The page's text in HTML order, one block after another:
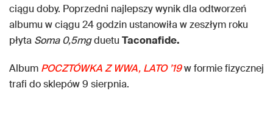
ciągu doby. Poprzedni najlepszy wynik dla odtworzeń
albumu w ciągu 24 godzin ustanowiła w zeszłym roku
płyta Soma 0,5mgduetu Taconafide.
Album POCZTÓWKA Z WWA, LATO ’19w formie fizycznej
trafi do sklepów 9 sierpnia.